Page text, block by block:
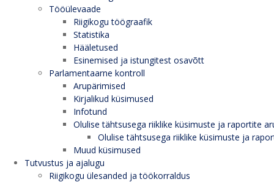
Tööülevaade
Riigikogu töögraafik
Statistika
Hääletused
Esinemised ja istungitest osavõtt
Parlamentaarne kontroll
Arupärimised
Kirjalikud küsimused
Infotund
Olulise tähtsusega riiklike küsimuste ja raportite
Olulise tähtsusega riiklike küsimuste ja
Muud küsimused
Tutvustus ja ajalugu
Riigikogu ülesanded ja töökorraldus